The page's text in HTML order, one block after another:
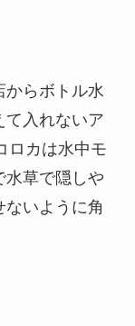
からボトル水
て入れないア
ロカは水中モ
水草で隠しや
いように角